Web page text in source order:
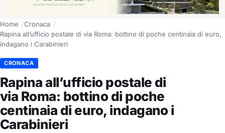
Home
Cronaca
Rapina all’ufficio postale di via Roma: bottino di poche centinaia di euro,
indagano i Carabinieri
CRONACA
Rapina all’ufficio postale di
via Roma: bottino di poche
centinaia di euro, indagano i
Carabinieri